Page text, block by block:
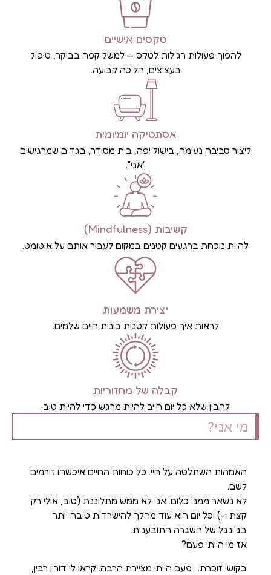
טקסים אישיים
להפוך פעולות רגילות לטקס — למשל קפה בבוקר, טיפול
בעציצים, הליכה קבועה.
אסתטיקה יומיומית
ליצור סביבה נעימה, בישול יפה, בית מסודר, בגדים שמרגישים
"אני".
קשיבות (Mindfulness)
להיות נוכחת ברגעים קטנים במקום לעבור אותם על אוטומט.
יצירת משמעות
לראות איך פעולות קטנות בונות חיים שלמים.
קבלה של מחזוריות
להבין שלא כל יום חייב להיות מרגש כדי להיות טוב.
מי אני?
האמהות השתלטה על חיי. כל כוחות החיים איכשהו זורמים
לשם.
לא נשאר ממני כלום. אני לא ממש מתלוננת (טוב, אולי רק
קצת :-) וכל יום הוא עוד מהלך להישרדות טובה יותר
בג'ונגל של השגרה התובענית.
אז מי הייתי פעם?
בקושי זוכרת… פעם הייתי מציירת הרבה. קראו לי דורין רבין,